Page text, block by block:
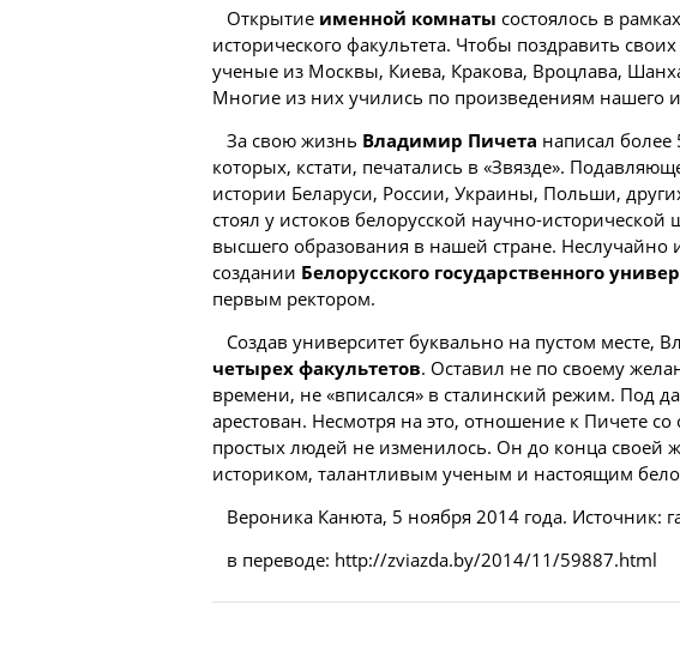
Открытие именной комнаты состоялось в
исторического факультета. Чтобы поздравить своих
ученые из Москвы, Киева, Кракова, Вроцлава,
Многие из них учились по произведениям нашего
За свою жизнь Владимир Пичета написал более
которых, кстати, печатались в «Звязде».
истории Беларуси, России, Украины, Польши,
стоял у истоков белорусской научно-
высшего образования в нашей стране. Неслучайно
создании Белорусского государственного
первым ректором.
Создав университет буквально на пустом месте,
четырех факультетов. Оставил не по своему
времени, не «вписался» в сталинский режим. Под
арестован. Несмотря на это, отношение к Пичете
простых людей не изменилось. Он до конца своей
историком, талантливым ученым и настоящим
Вероника Канюта, 5 ноября 2014 года. Источник:
в переводе: http://zviazda.by/2014/11/59887.html